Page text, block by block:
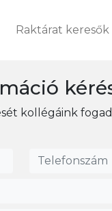
Raktárat keresők
kollégáink